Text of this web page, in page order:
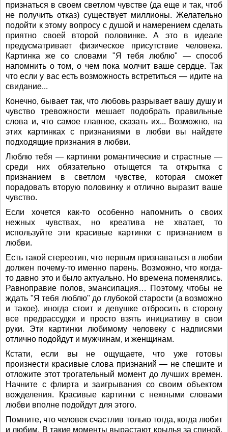
признаться в своем светлом чувстве (да еще и так, чтоб
не получить отказ) существует миллионы. Желательно
подойти к этому вопросу с душой и намерением сделать
приятно своей второй половинке. А это в идеале
предусматривает физическое присутствие человека.
Картинка же со словами "Я тебя люблю" — способ
напомнить о том, о чем пока молчит ваше сердце. Так
что если у вас есть возможность встретиться — идите на
свидание...
Конечно, бывает так, что любовь разрывает вашу душу и
чувство тревожности мешает подобрать правильные
слова и, что самое главное, сказать их... Возможно, на
этих картинках с признаниями в любви вы найдете
подходящие признания в любви.
Люблю тебя — картинки романтические и страстные —
среди них обязательно отыщется та открытка с
признанием в светлом чувстве, которая сможет
порадовать вторую половинку и отлично выразит ваше
чувство.
Если хочется как-то особенно напомнить о своих
нежных чувствах, но креатива не хватает, то
используйте эти красивые картинки с признанием в
любви.
Есть такой стереотип, что первым признаваться в любви
должен почему-то именно парень. Возможно, что когда-
то давно это и было актуально. Но времена поменялись.
Равноправие полов, эмансипация… Поэтому, чтобы не
ждать "Я тебя люблю" до глубокой старости (а возможно
и такое), иногда стоит и девушке отбросить в сторону
все предрассудки и просто взять инициативу в свои
руки. Эти картинки любимому человеку с надписями
отлично подойдут и мужчинам, и женщинам.
Кстати, если вы не ощущаете, что уже готовы
произнести красивые слова признаний — не спешите и
отложите этот трогательный момент до лучших времен.
Начните с флирта и заигрывания со своим объектом
вожделения. Красивые картинки с нежными словами
любви вполне подойдут для этого.
Помните, что человек счастлив только тогда, когда любит
и любим. В такие моменты вырастают крылья за спиной.